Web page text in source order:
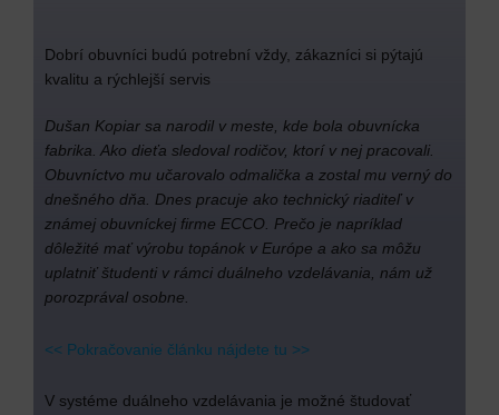
Dobrí obuvníci budú potrební vždy, zákazníci si pýtajú
kvalitu a rýchlejší servis
Dušan Kopiar sa narodil v meste, kde bola obuvnícka
fabrika. Ako dieťa sledoval rodičov, ktorí v nej pracovali.
Obuvníctvo mu učarovalo odmalička a zostal mu verný do
dnešného dňa. Dnes pracuje ako technický riaditeľ v
známej obuvníckej firme ECCO. Prečo je napríklad
dôležité mať výrobu topánok v Európe a ako sa môžu
uplatniť študenti v rámci duálneho vzdelávania, nám už
porozprával osobne.
<< Pokračovanie článku nájdete tu >>
V systéme duálneho vzdelávania je možné študovať